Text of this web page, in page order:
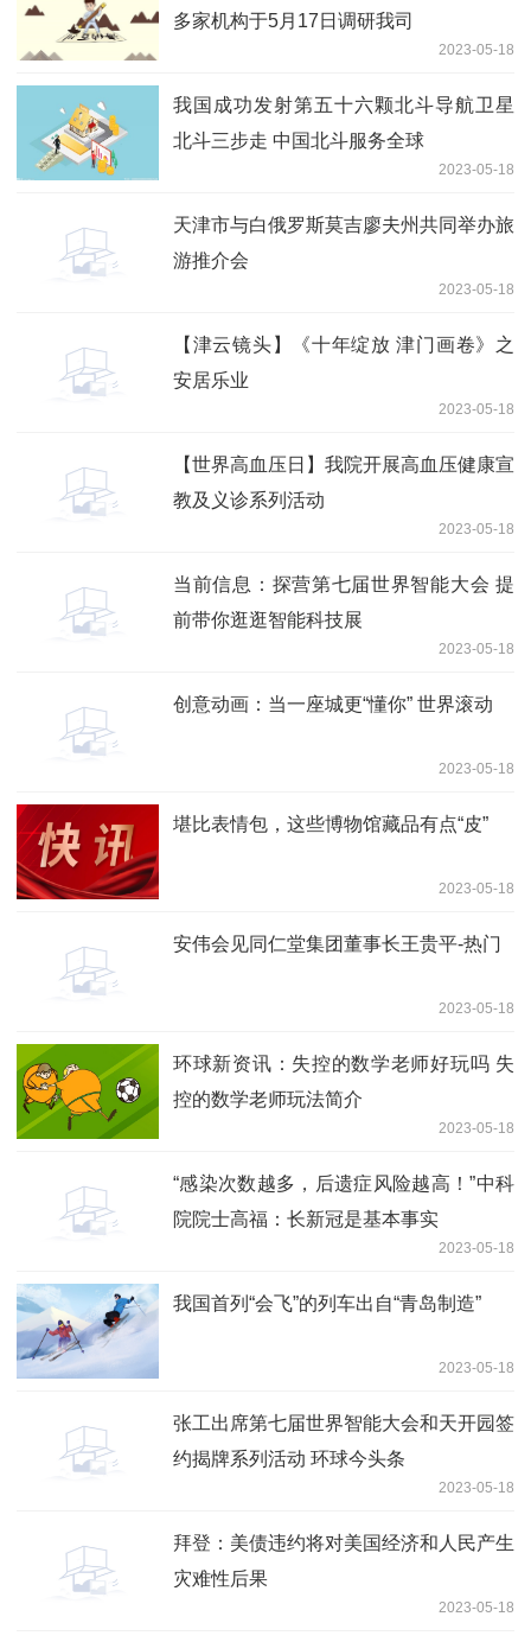
多家机构于5月17日调研我司
2023-05-18
我国成功发射第五十六颗北斗导航卫星
北斗三步走 中国北斗服务全球
2023-05-18
天津市与白俄罗斯莫吉廖夫州共同举办旅
游推介会
2023-05-18
【津云镜头】《十年绽放 津门画卷》之
安居乐业
2023-05-18
【世界高血压日】我院开展高血压健康宣
教及义诊系列活动
2023-05-18
当前信息：探营第七届世界智能大会 提
前带你逛逛智能科技展
2023-05-18
创意动画：当一座城更“懂你” 世界滚动
2023-05-18
堪比表情包，这些博物馆藏品有点“皮”
2023-05-18
安伟会见同仁堂集团董事长王贵平-热门
2023-05-18
环球新资讯：失控的数学老师好玩吗 失
控的数学老师玩法简介
2023-05-18
“感染次数越多，后遗症风险越高！”中科
院院士高福：长新冠是基本事实
2023-05-18
我国首列“会飞”的列车出自“青岛制造”
2023-05-18
张工出席第七届世界智能大会和天开园签
约揭牌系列活动 环球今头条
2023-05-18
拜登：美债违约将对美国经济和人民产生
灾难性后果
2023-05-18